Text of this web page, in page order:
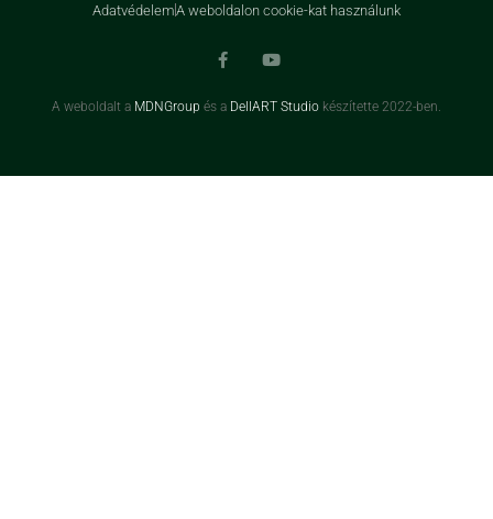
AdatvédelemA weboldalon cookie-kat használunk
A weboldalt a MDNGroup és a DellART Studio készítette 2022-ben.